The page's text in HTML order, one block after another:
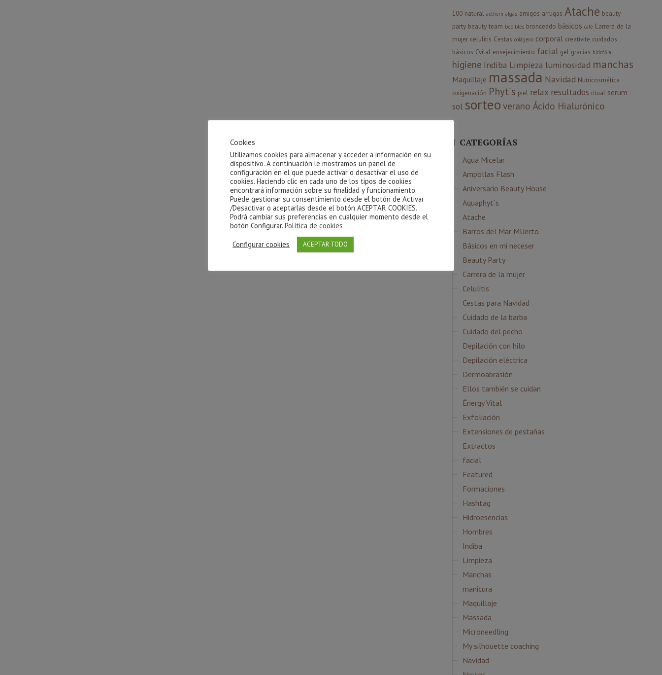
100 natural aethern algas amigos arrugas Atache beauty
party beauty team bebibles bronceado básicos café Carrera de la
mujer celulitis Cestas colágeno corporal creativite cuidados
básicos Cvital envejecimiento facial gel gracias hidrófila
higiene Indiba Limpieza luminosidad manchas
Maquillaje massada Navidad Nutricosmética
oxigenación Phyt´s piel relax resultados ritual serum
sol sorteo verano Ácido Hialurónico
CATEGORÍAS
Agua Micelar
Ampollas Flash
Aniversario Beauty House
Aquaphyt´s
Atache
Barros del Mar MUerto
Básicos en mi neceser
Beauty Party
Carrera de la mujer
Celulitis
Cestas para Navidad
Cuidado de la barba
Cuidado del pecho
Depilación con hilo
Depilación eléctrica
Dermoabrasión
Ellos también se cuidan
Énergy Vital
Exfoliación
Extensiones de pestañas
Extractos
facial
Featured
Formaciones
Hashtag
Hidroesencias
Hombres
Indiba
Limpieza
Manchas
manicura
Maquillaje
Massada
Microneedling
My silhouette coaching
Navidad
Cookies
Utilizamos cookies para almacenar y acceder a información en su
dispositivo. A continuación le mostramos un panel de
configuración en el que puede activar o desactivar el uso de
cookies. Haciendo clic en cada uno de los tipos de cookies
encontrará información sobre su finalidad y funcionamiento.
Puede gestionar su consentimiento desde el botón de Activar
/Desactivar o aceptarlas desde el botón ACEPTAR COOKIES.
Podrá cambiar sus preferencias en cualquier momento desde el
botón Configurar. Política de cookies
Configurar cookies
ACEPTAR TODO